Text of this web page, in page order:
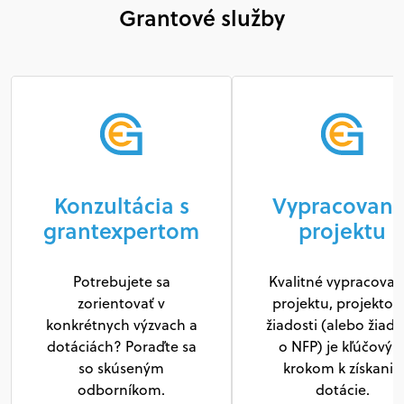
Grantové služby
Konzultácia s
grantexpertom
Potrebujete sa
zorientovať v
konkrétnych výzvach a
dotáciách? Poraďte sa
so skúseným
odborníkom.
projektu
Kvalitné
projektu,
žiadosti (alebo
o NFP) je
krokom k získaniu
dotácie.